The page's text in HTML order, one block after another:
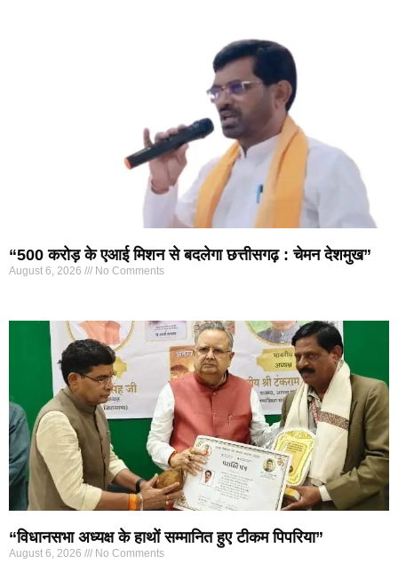
“500 करोड़ के एआई मिशन से बदलेगा छत्तीसगढ़ : चेमन देशमुख”
August 6, 2026 No Comments
“विधानसभा अध्यक्ष के हाथों सम्मानित हुए टीकम पिपरिया”
August 6, 2026 No Comments